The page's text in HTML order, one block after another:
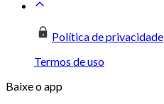
Política de privacidade
Termos de uso
Baixe o app